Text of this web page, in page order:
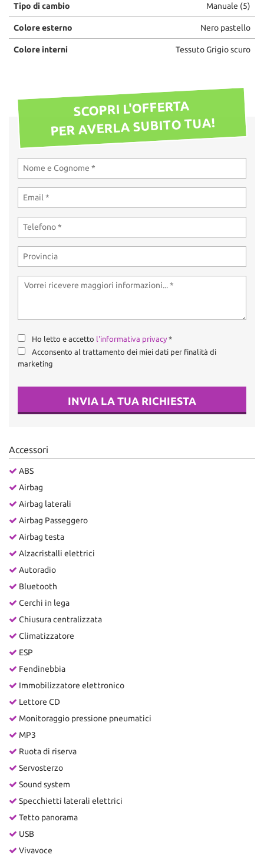
Tipo di cambio Manuale (5)
Colore esterno Nero pastello
Colore interni Tessuto Grigio scuro
SCOPRI L'OFFERTA
PER AVERLA SUBITO TUA!
Ho letto e accetto l'informativa privacy *
Acconsento al trattamento dei miei dati per finalità di
marketing
INVIA LA TUA RICHIESTA
Accessori
ABS
Airbag
Airbag laterali
Airbag Passeggero
Airbag testa
Alzacristalli elettrici
Autoradio
Bluetooth
Cerchi in lega
Chiusura centralizzata
Climatizzatore
ESP
Fendinebbia
Immobilizzatore elettronico
Lettore CD
Monitoraggio pressione pneumatici
MP3
Ruota di riserva
Servosterzo
Sound system
Specchietti laterali elettrici
Tetto panorama
USB
Vivavoce